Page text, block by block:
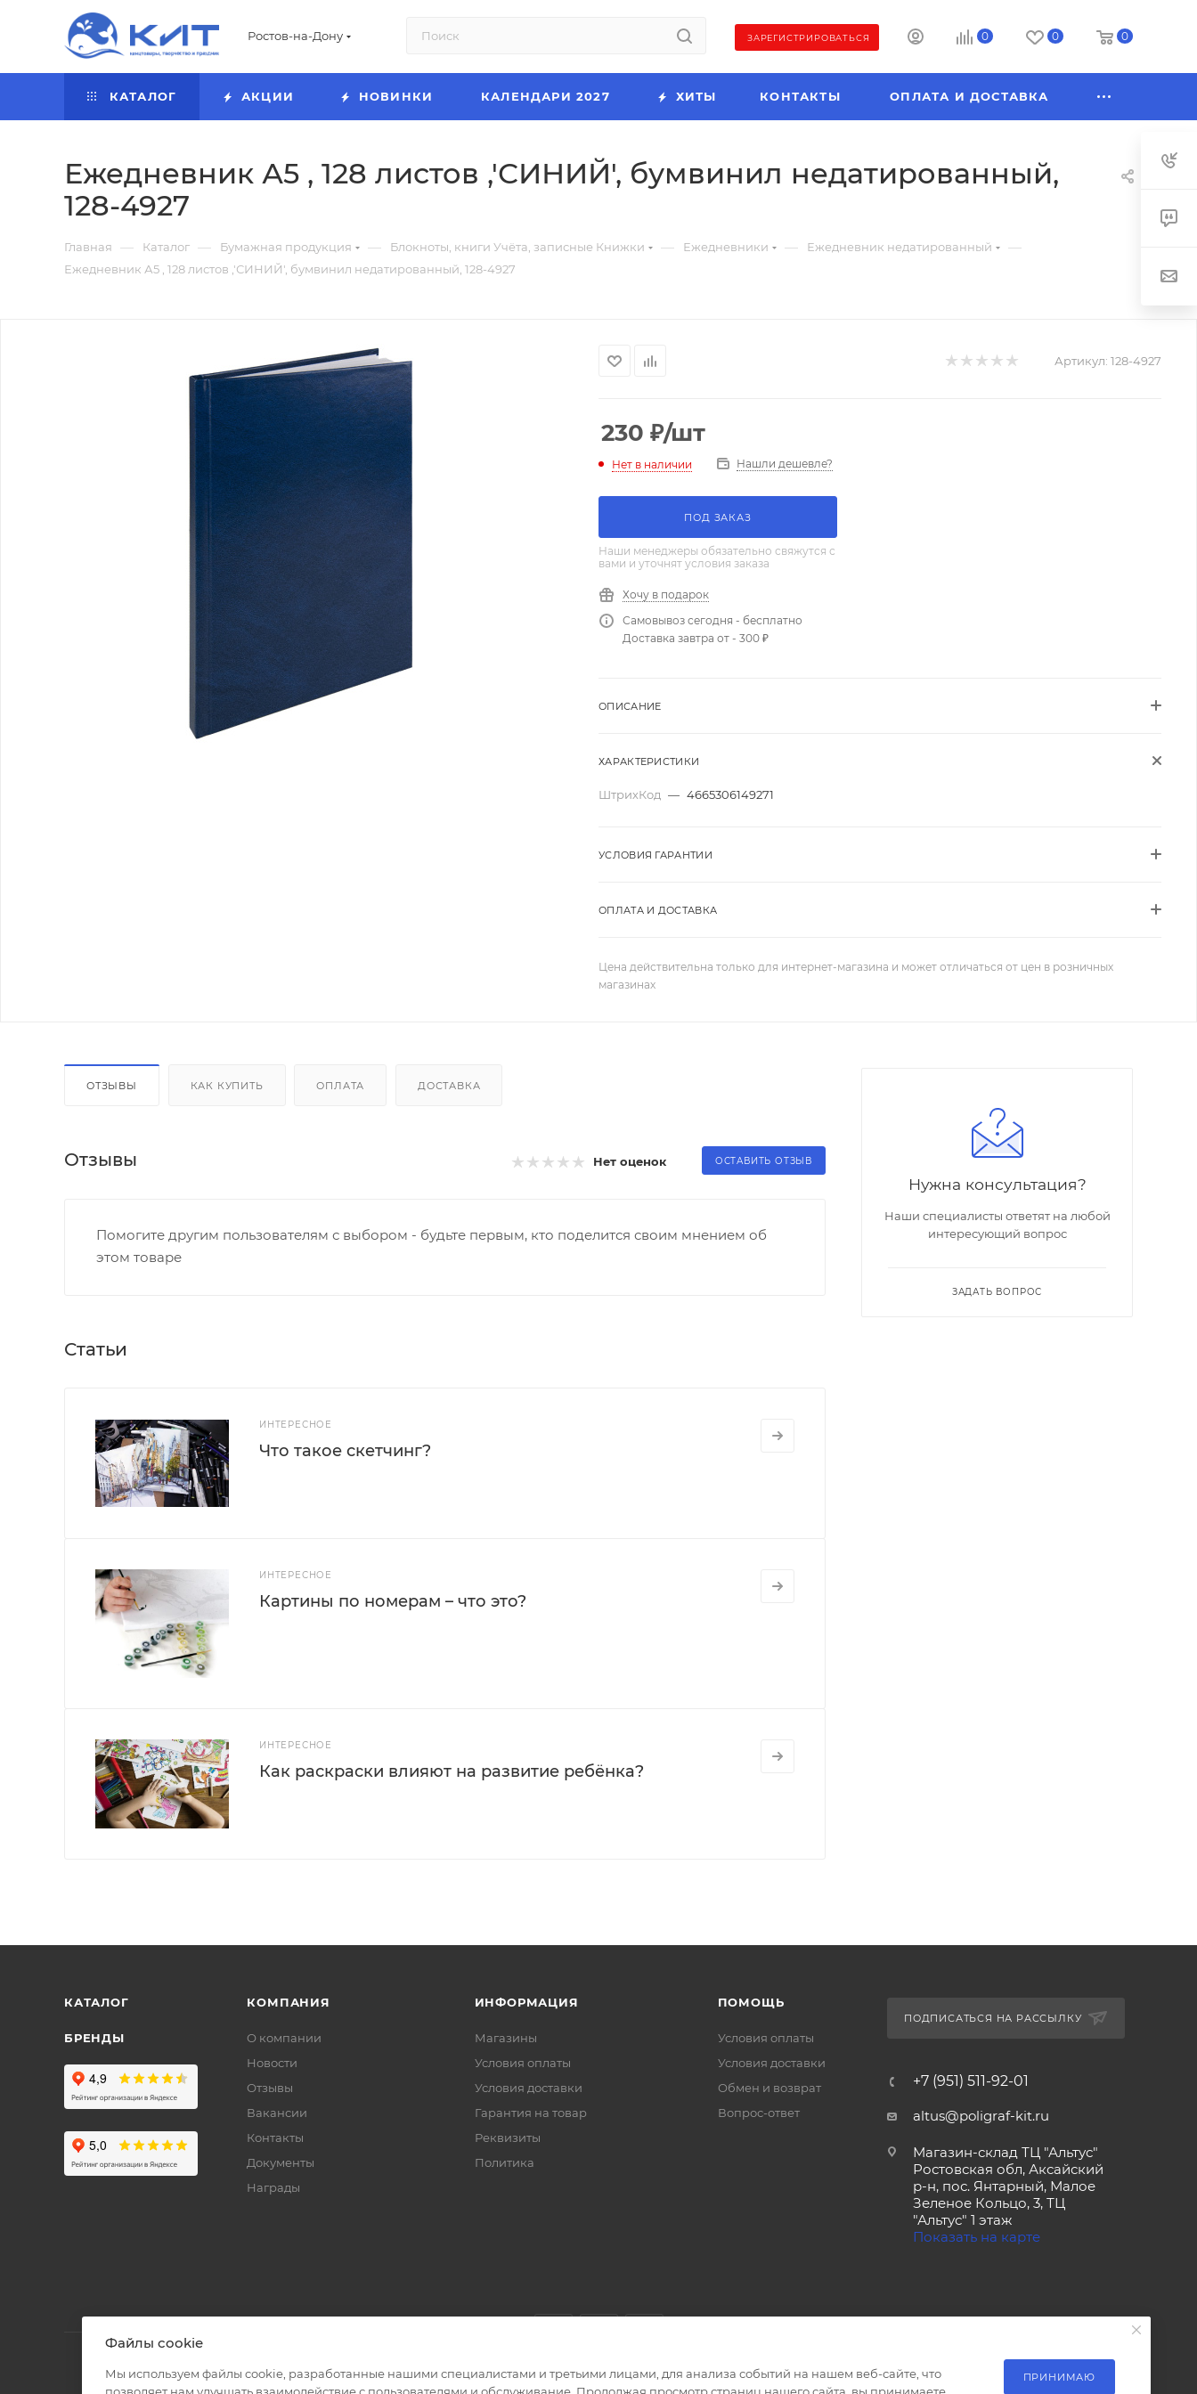
Ростов-на-Дону ЗАРЕГИСТРИРОВАТЬСЯ 0 0 0
КАТАЛОГ АКЦИИ НОВИНКИ КАЛЕНДАРИ 2027 ХИТЫ КОНТАКТЫ ОПЛАТА И ДОСТАВКА
Ежедневник А5 , 128 листов ,'СИНИЙ', бумвинил недатированный,
128-4927
Главная — Каталог — Бумажная продукция — Блокноты, книги Учёта, записные Книжки — Ежедневники — Ежедневник недатированный —
Ежедневник А5 , 128 листов ,'СИНИЙ', бумвинил недатированный, 128-4927
Артикул: 128-4927
230 ₽/шт
Нет в наличии Нашли дешевле?
ПОД ЗАКАЗ
Наши менеджеры обязательно свяжутся с
вами и уточнят условия заказа
Хочу в подарок
Самовывоз сегодня - бесплатно
Доставка завтра от - 300 ₽
ОПИСАНИЕ
ХАРАКТЕРИСТИКИ
ШтрихКод — 4665306149271
УСЛОВИЯ ГАРАНТИИ
ОПЛАТА И ДОСТАВКА
Цена действительна только для интернет-магазина и может отличаться от цен в розничных
магазинах
ОТЗЫВЫ КАК КУПИТЬ ОПЛАТА ДОСТАВКА
Отзывы Нет оценок ОСТАВИТЬ ОТЗЫВ
Помогите другим пользователям с выбором - будьте первым, кто поделится своим мнением об
этом товаре
Статьи
ИНТЕРЕСНОЕ
Что такое скетчинг?
ИНТЕРЕСНОЕ
Картины по номерам – что это?
ИНТЕРЕСНОЕ
Как раскраски влияют на развитие ребёнка?
Нужна консультация?
Наши специалисты ответят на любой
интересующий вопрос
ЗАДАТЬ ВОПРОС
КАТАЛОГ
БРЕНДЫ
КОМПАНИЯ
О компании
Новости
Отзывы
Вакансии
Контакты
Документы
Награды
ИНФОРМАЦИЯ
Магазины
Условия оплаты
Условия доставки
Гарантия на товар
Реквизиты
Политика
ПОМОЩЬ
Условия оплаты
Условия доставки
Обмен и возврат
Вопрос-ответ
ПОДПИСАТЬСЯ НА РАССЫЛКУ
+7 (951) 511-92-01
altus@poligraf-kit.ru
Магазин-склад ТЦ "Альтус"
Ростовская обл, Аксайский
р-н, пос. Янтарный, Малое
Зеленое Кольцо, 3, ТЦ
"Альтус" 1 этаж
Показать на карте
Файлы cookie
Мы используем файлы cookie, разработанные нашими специалистами и третьими лицами, для анализа событий на нашем веб-сайте, что
ПРИНИМАЮ